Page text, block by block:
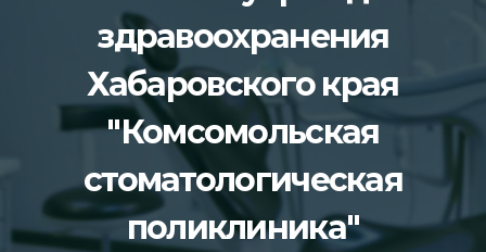
здравоохранения
Хабаровского края
"Комсомольская
стоматологическая
поликлиника"